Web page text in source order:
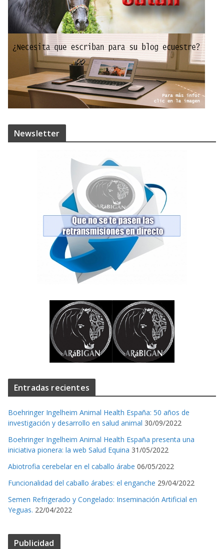
Newsletter
Entradas recientes
Boehringer Ingelheim Animal Health España: 50 años de
investigación y desarrollo en salud animal 30/09/2022
Boehringer Ingelheim Animal Health España presenta una
iniciativa pionera: la web Salud Equina 31/05/2022
Abiotrofia cerebelar en el caballo árabe 06/05/2022
Funcionalidad del caballo árabes: el enganche 29/04/2022
Semen Refrigerado y Congelado: Inseminación Artificial en
Yeguas. 22/04/2022
Publicidad